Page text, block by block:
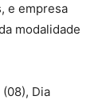
e empresa
modalidade
Dia